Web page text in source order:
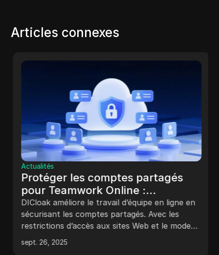
Articles connexes
Actualités
Protéger les comptes partagés
pour Teamwork Online :
restrictions d’accès au site Web et
mode de protection de la sécurité
DICloak améliore le travail d’équipe en ligne en
sécurisant les comptes partagés. Avec les
restrictions d’accès aux sites Web et le mode
de protection de sécurité, il bloque les sites à
risque, arrête la falsification des extensions et
sept. 26, 2025